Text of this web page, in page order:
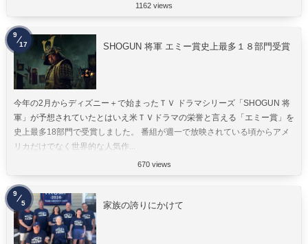
1162 views
SHOGUN 将軍 エミー賞史上最多１８部門受賞
今年の2月からディズニー＋で始まったＴＶ ドラマシリーズ「SHOGUN 将
軍」が予想されていたとはいえ米ＴＶドラマの栄誉と言える「エミー賞」を
史上最多18部門で受賞しました。 番組が週一で放映されている頃からアメ
リカだけでなく世界的な人気作...
670 views
9
17
家族の誇りにかけて
9
5